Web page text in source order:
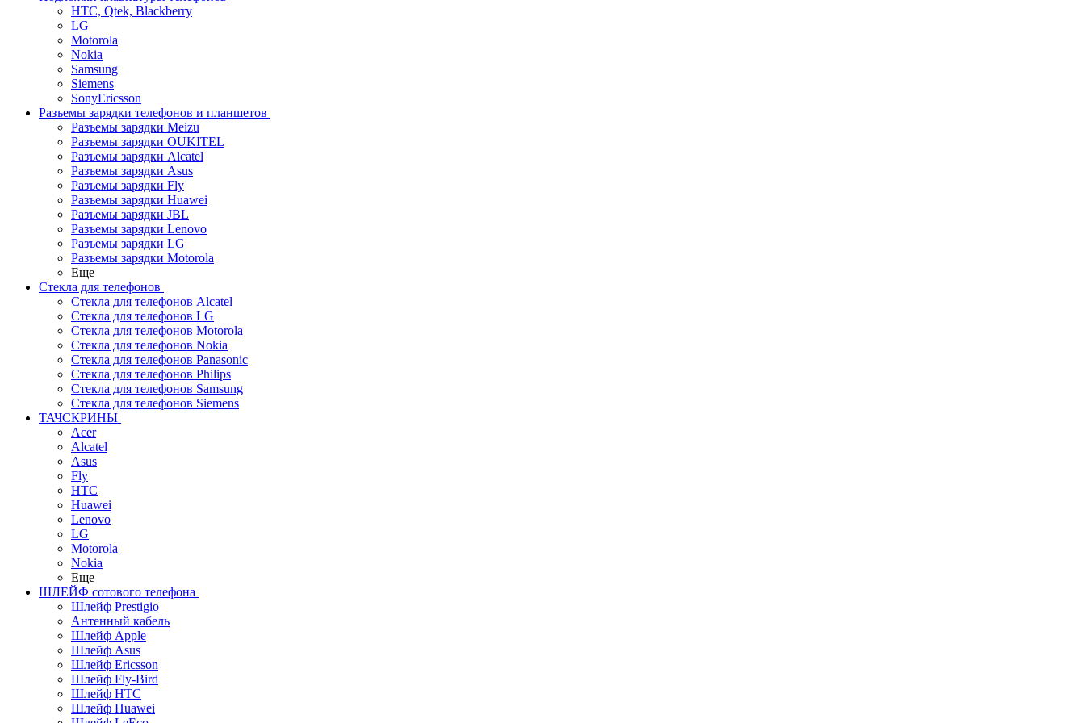
HTC, Qtek, Blackberry
LG
Motorola
Nokia
Samsung
Siemens
SonyEricsson
Разъемы зарядки телефонов и планшетов
Разъемы зарядки Meizu
Разъемы зарядки OUKITEL
Разъемы зарядки Alcatel
Разъемы зарядки Asus
Разъемы зарядки Fly
Разъемы зарядки Huawei
Разъемы зарядки JBL
Разъемы зарядки Lenovo
Разъемы зарядки LG
Разъемы зарядки Motorola
Еще
Стекла для телефонов
Стекла для телефонов Alcatel
Стекла для телефонов LG
Стекла для телефонов Motorola
Стекла для телефонов Nokia
Стекла для телефонов Panasonic
Стекла для телефонов Philips
Стекла для телефонов Samsung
Стекла для телефонов Siemens
ТАЧСКРИНЫ
Acer
Alcatel
Asus
Fly
HTC
Huawei
Lenovo
LG
Motorola
Nokia
Еще
ШЛЕЙФ сотового телефона
Шлейф Prestigio
Антенный кабель
Шлейф Apple
Шлейф Asus
Шлейф Ericsson
Шлейф Fly-Bird
Шлейф HTC
Шлейф Huawei